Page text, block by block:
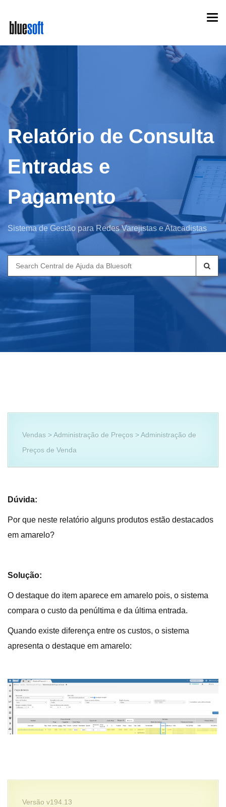
main
content
Relatório de Consulta
Entradas e
Pagamento
Sistema de Gestão para Redes Varejistas e Atacadistas
Search
for:
Vendas > Administração de Preços > Administração de
Preços de Venda
Dúvida:
Por que neste relatório alguns produtos estão destacados
em amarelo?
Solução:
O destaque do item aparece em amarelo pois, o sistema
compara o custo da penúltima e da última entrada.
Quando existe diferença entre os custos, o sistema
apresenta o destaque em amarelo:
Versão v194.13